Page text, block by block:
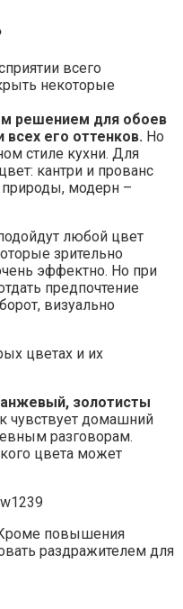
всего
некоторые
решением для обоев
его оттенков. Но
стиле кухни. Для
кантри и прованс
модерн –
любой цвет
зрительно
эффектно. Но при
предпочтение
визуально
цветах и их
золотисты
чувствует домашний
разговорам.
цвета может
повышения
раздражителем для